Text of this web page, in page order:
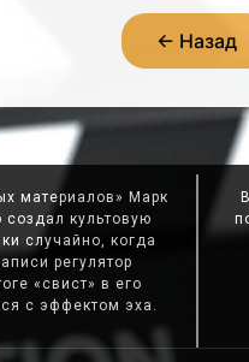
← Назад
материалов» Марк
создал культовую
случайно, когда
регулятор
«свист» в его
с эффектом эха.